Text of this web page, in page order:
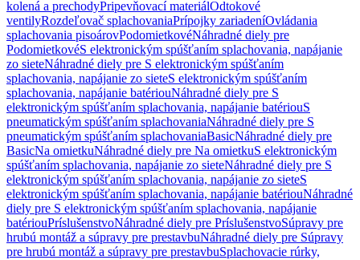
kolená a prechodyPripevňovací materiálOdtokové
ventilyRozdeľovač splachovaniaPrípojky zariadeníOvládania
splachovania pisoárovPodomietkovéNáhradné diely pre
PodomietkovéS elektronickým spúšťaním splachovania, napájanie
zo sieteNáhradné diely pre S elektronickým spúšťaním
splachovania, napájanie zo sieteS elektronickým spúšťaním
splachovania, napájanie batériouNáhradné diely pre S
elektronickým spúšťaním splachovania, napájanie batériouS
pneumatickým spúšťaním splachovaniaNáhradné diely pre S
pneumatickým spúšťaním splachovaniaBasicNáhradné diely pre
BasicNa omietkuNáhradné diely pre Na omietkuS elektronickým
spúšťaním splachovania, napájanie zo sieteNáhradné diely pre S
elektronickým spúšťaním splachovania, napájanie zo sieteS
elektronickým spúšťaním splachovania, napájanie batériouNáhradné
diely pre S elektronickým spúšťaním splachovania, napájanie
batériouPríslušenstvoNáhradné diely pre PríslušenstvoSúpravy pre
hrubú montáž a súpravy pre prestavbuNáhradné diely pre Súpravy
pre hrubú montáž a súpravy pre prestavbuSplachovacie rúrky,